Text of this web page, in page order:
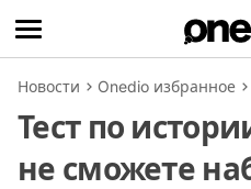
Новости Onedio избранное
Тест по
не сможете